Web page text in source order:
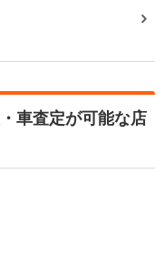
車査定が可能な店